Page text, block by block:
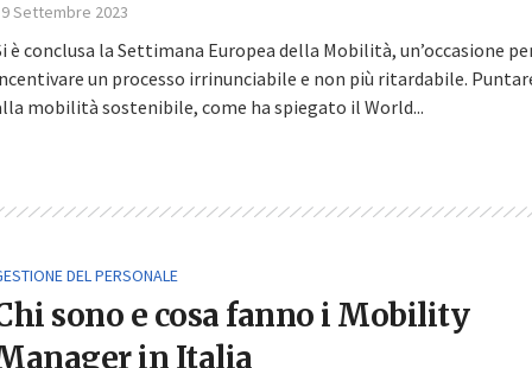
Settembre 2023
è conclusa la Settimana Europea della Mobilità, un’occasione
un processo irrinunciabile e non più ritardabile.
mobilità sostenibile, come ha spiegato il World...
DEL PERSONALE
sono e cosa fanno i Mobility
in Italia